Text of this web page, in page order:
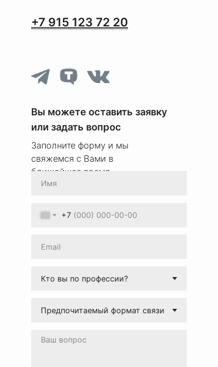
+7 915 123 72 20
Вы можете оставить заявку
или задать вопрос
Заполните форму и мы
свяжемся с Вами в
ближайшее время
+7